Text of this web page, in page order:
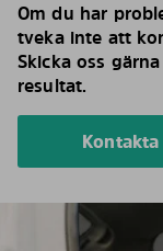
Om du har
tveka inte att
Skicka oss
resultat.